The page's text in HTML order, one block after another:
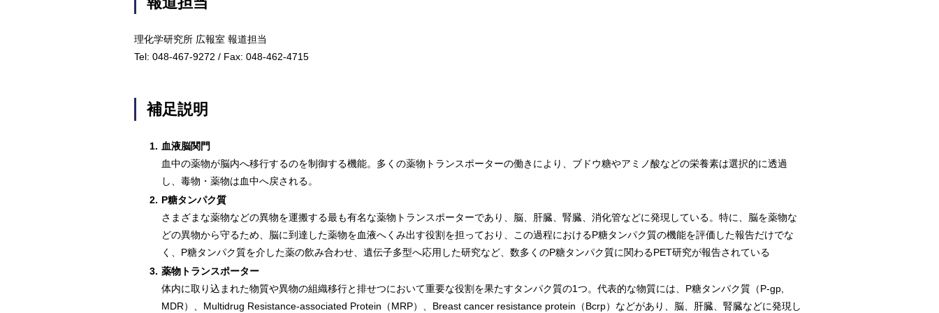
理化学研究所 広報室 報道担当
Tel: 048-467-9272 / Fax: 048-462-4715
補足説明
1. 血液脳関門
血中の薬物が脳内へ移行するのを制御する機能。多くの薬物トランスポーターの働きにより、ブドウ糖やアミノ酸などの栄養素は選択的に透過
し、毒物・薬物は血中へ戻される。
2. P糖タンパク質
さまざまな薬物などの異物を運搬する最も有名な薬物トランスポーターであり、脳、肝臓、腎臓、消化管などに発現している。特に、脳を薬物な
どの異物から守るため、脳に到達した薬物を血液へくみ出す役割を担っており、この過程におけるP糖タンパク質の機能を評価した報告だけでな
く、P糖タンパク質を介した薬の飲み合わせ、遺伝子多型へ応用した研究など、数多くのP糖タンパク質に関わるPET研究が報告されている
3. 薬物トランスポーター
体内に取り込まれた物質や異物の組織移行と排せつにおいて重要な役割を果たすタンパク質の1つ。代表的な物質には、P糖タンパク質（P-gp,
MDR）、Multidrug Resistance-associated Protein（MRP）、Breast cancer resistance protein（Bcrp）などがあり、脳、肝臓、腎臓などに発現し